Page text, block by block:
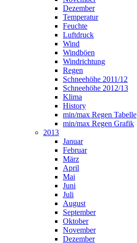
Dezember
Temperatur
Feuchte
Luftdruck
Wind
Windböen
Windrichtung
Regen
Schneehöhe 2011/12
Schneehöhe 2012/13
Klima
History
min/max Regen Tabelle
min/max Regen Grafik
2013
Januar
Februar
März
April
Mai
Juni
Juli
August
September
Oktober
November
Dezember